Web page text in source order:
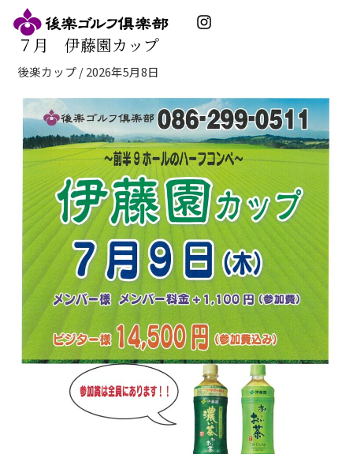
Instagram
７月 伊藤園カップ
後楽カップ/2026年5月8日